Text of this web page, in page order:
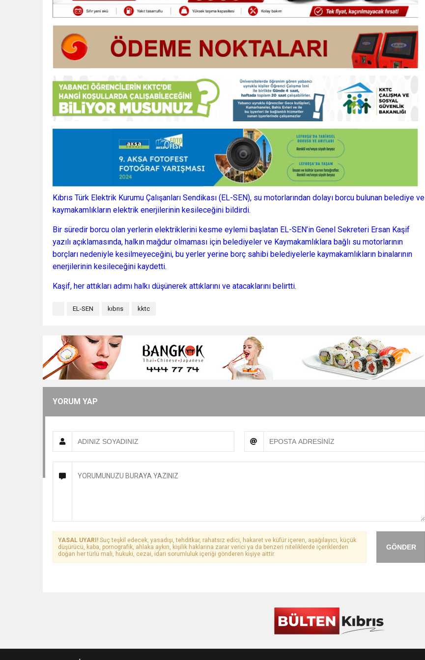
Kıbrıs Türk Elektrik Kurumu Çalışanları Sendikası (EL-SEN), su motorlarından dolayı borcu bulunan belediye ve
kaymakamlıkların elektrik enerjilerinin kesileceğini bildirdi.
Bir süredir borcu olan yerlerin elektriklerini kesme eylemi başlatan EL-SEN’in Genel Sekreteri Ersan Kaşif
yazılı açıklamasında, halkın mağdur olmaması için belediyeler ve Kaymakamlıklara bağlı su motorlarının
borçları nedeniyle kesilmeyeceğini, bu yerler yerine borç sahibi belediyelerle kaymakamlıkların binalarının
enerjilerinin kesileceğini kaydetti.
Kaşif, her attıkları adımı halkı düşünerek attıklarını ve atacaklarını belirtti.
EL-SEN kıbrıs kktc
YORUM YAP
GÖNDER
YASAL UYARI! Suç teşkil edecek, yasadışı, tehditkar, rahatsız edici, hakaret ve küfür içeren, aşağılayıcı, küçük
düşürücü, kaba, pornografik, ahlaka aykırı, kişilik haklarına zarar verici ya da benzeri niteliklerde içeriklerden
doğan her türlü mali, hukuki, cezai, idari sorumluluk içeriği gönderen kişiye aittir.